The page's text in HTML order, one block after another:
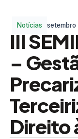
Notícias setembro
III
–
Direito